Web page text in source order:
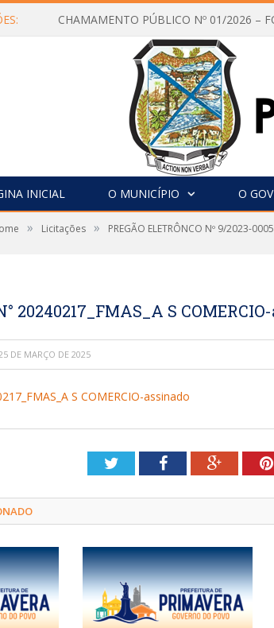
INICIAL O MUNICÍPIO O
» Licitações » PREGÃO ELETRÔNCO Nº 9/2023-
20240217_FMAS_A S
DE MARÇO DE 2025
S COMERCIO-assinado
TwitterFacebookGoogle+